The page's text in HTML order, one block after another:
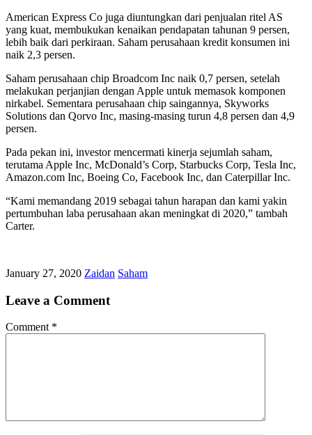
American Express Co juga diuntungkan dari penjualan ritel AS
yang kuat, membukukan kenaikan pendapatan tahunan 9 persen,
lebih baik dari perkiraan. Saham perusahaan kredit konsumen ini
naik 2,3 persen.
Saham perusahaan chip Broadcom Inc naik 0,7 persen, setelah
melakukan perjanjian dengan Apple untuk memasok komponen
nirkabel. Sementara perusahaan chip saingannya, Skyworks
Solutions dan Qorvo Inc, masing-masing turun 4,8 persen dan 4,9
persen.
Pada pekan ini, investor mencermati kinerja sejumlah saham,
terutama Apple Inc, McDonald’s Corp, Starbucks Corp, Tesla Inc,
Amazon.com Inc, Boeing Co, Facebook Inc, dan Caterpillar Inc.
“Kami memandang 2019 sebagai tahun harapan dan kami yakin
pertumbuhan laba perusahaan akan meningkat di 2020,” tambah
Carter.
January 27, 2020 Zaidan Saham
Leave a Comment
Comment *